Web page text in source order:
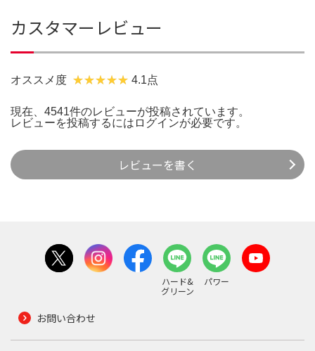
カスタマーレビュー
オススメ度 4.1点
現在、4541件のレビューが投稿されています。
レビューを投稿するには ログインが必要です。
レビューを書く
ハード&
グリーン
パワー
お問い合わせ